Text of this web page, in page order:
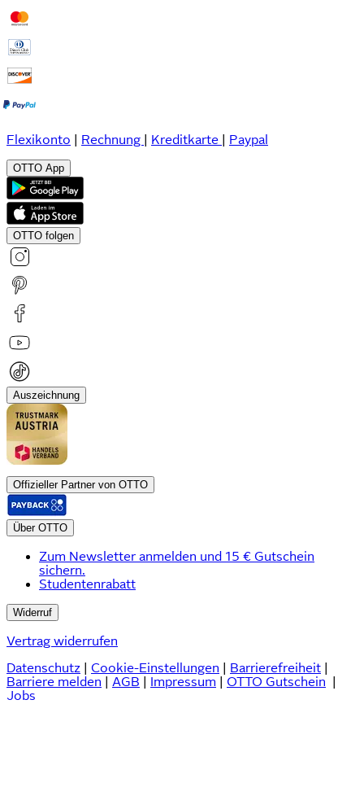
Flexikonto Rechnung Kreditkarte Paypal
OTTO App
OTTO folgen
Auszeichnung
Offizieller Partner von OTTO
Über OTTO
Zum Newsletter anmelden und 15 € Gutschein
sichern.
Studentenrabatt
Widerruf
Vertrag widerrufen
Datenschutz
Cookie-Einstellungen Barrierefreiheit
Barriere melden
AGB Impressum OTTO Gutschein
Jobs